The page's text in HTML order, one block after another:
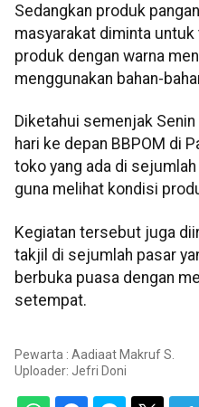
Sedangkan produk
masyarakat diminta
produk dengan warna
menggunakan bahan-
Diketahui semenjak
hari ke depan BBPOM di
toko yang ada di
guna melihat kondisi
Kegiatan tersebut juga
takjil di sejumlah pasar
berbuka puasa dengan
setempat.
Pewarta : Aadiaat Makruf S.
Uploader: Jefri Doni